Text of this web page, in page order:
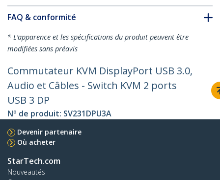
FAQ & conformité
* L’apparence et les spécifications du produit peuvent être
modifiées sans préavis
Commutateur KVM DisplayPort USB 3.0,
Audio et Câbles - Switch KVM 2 ports
USB 3 DP
Nº de produit: SV231DPU3A
Devenir partenaire
Où acheter
StarTech.com
Nouveautés